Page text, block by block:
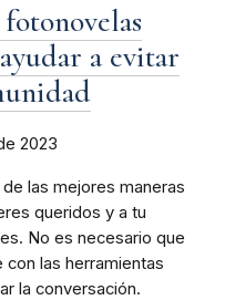
a evitar
2023
las mejores maneras
queridos y a tu
No es necesario que
las herramientas
la conversación.